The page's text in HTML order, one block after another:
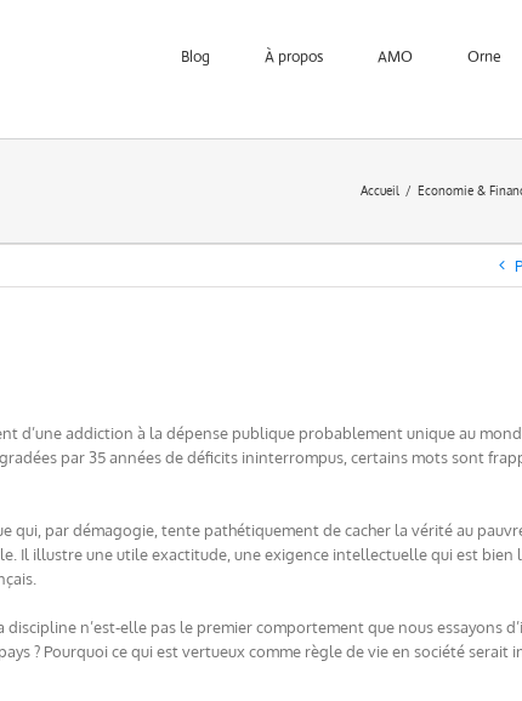
Blog À propos AMO Orne
Accueil Economie &
d’une addiction à la dépense publique probablement unique au
par 35 années de déficits ininterrompus, certains mots sont
qui, par démagogie, tente pathétiquement de cacher la vérité au
Il illustre une utile exactitude, une exigence intellectuelle qui est bien
discipline n’est-elle pas le premier comportement que nous essayons
? Pourquoi ce qui est vertueux comme règle de vie en société serait